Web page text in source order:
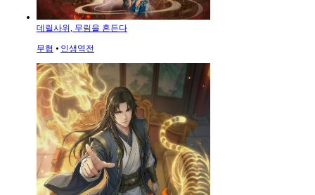
데릴사위, 무림을 흔든다
무협 ⦁ 인생역전